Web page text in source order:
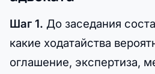
Шаг 1. До заседания
какие ходатайства
оглашение, экспертиза,